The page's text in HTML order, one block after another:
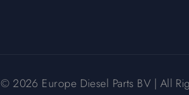
© 2026 Europe Diesel Parts BV | All